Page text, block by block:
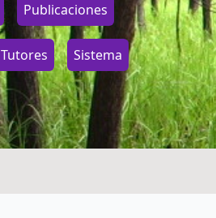
Publicaciones
Tutores Sistema